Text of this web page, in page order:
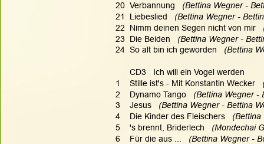
20  Verbannung
(Bettina Wegner -
21  Liebeslied
(Bettina Wegner -
22  Nimm deinen Segen nicht von mir
23  Die Beiden
(Bettina Wegner -
24  So alt bin ich geworden
(Bettina
      CD3   Ich will ein Vogel werden
1    Stille ist's - Mit Konstantin Wecker
2    Dynamo Tango
(Bettina Wegner -
3    Jesus
(Bettina Wegner - Bettina
4    Die Kinder des Fleischers
(Bettina
5    's brennt, Briderlech
(Mondechai
6    Für die aus ...
(Bettina Wegner -